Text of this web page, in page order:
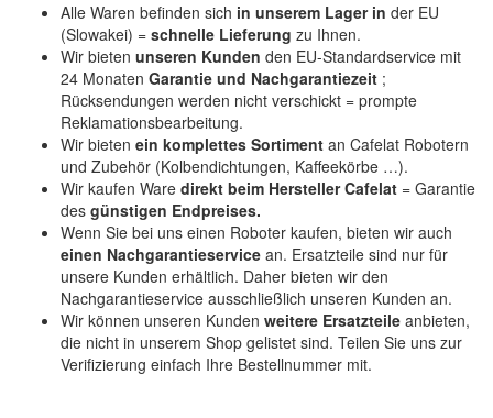
Alle Waren befinden sich in unserem Lager in der EU
(Slowakei) = schnelle Lieferung zu Ihnen.
Wir bieten unseren Kunden den EU-Standardservice mit
24 Monaten Garantie und Nachgarantiezeit ;
Rücksendungen werden nicht verschickt = prompte
Reklamationsbearbeitung.
Wir bieten ein komplettes Sortiment an Cafelat Robotern
und Zubehör (Kolbendichtungen, Kaffeekörbe …).
Wir kaufen Ware direkt beim Hersteller Cafelat = Garantie
des günstigen Endpreises.
Wenn Sie bei uns einen Roboter kaufen, bieten wir auch
einen Nachgarantieservice an. Ersatzteile sind nur für
unsere Kunden erhältlich. Daher bieten wir den
Nachgarantieservice ausschließlich unseren Kunden an.
Wir können unseren Kunden weitere Ersatzteile anbieten,
die nicht in unserem Shop gelistet sind. Teilen Sie uns zur
Verifizierung einfach Ihre Bestellnummer mit.